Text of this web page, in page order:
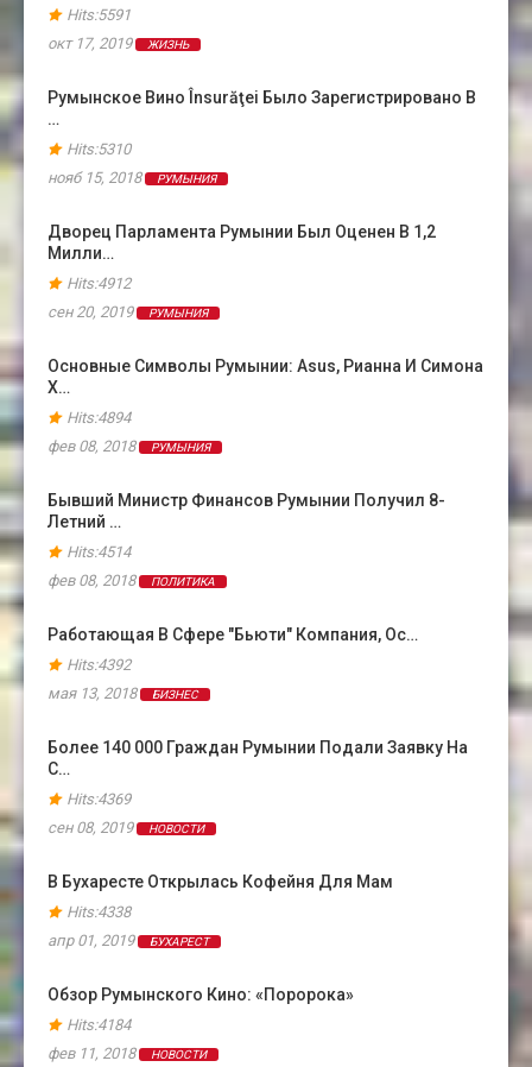
Hits:5591
окт 17, 2019
ЖИЗНЬ
Румынское Вино Însurăţei Было Зарегистрировано В
…
Hits:5310
нояб 15, 2018
РУМЫНИЯ
Дворец Парламента Румынии Был Оценен В 1,2
Милли…
Hits:4912
сен 20, 2019
РУМЫНИЯ
Основные Символы Румынии: Asus, Рианна И Симона
Х…
Hits:4894
фев 08, 2018
РУМЫНИЯ
Бывший Министр Финансов Румынии Получил 8-
Летний …
Hits:4514
фев 08, 2018
ПОЛИТИКА
Работающая В Сфере "бьюти" Компания, Ос…
Hits:4392
мая 13, 2018
БИЗНЕС
Более 140 000 Граждан Румынии Подали Заявку На
С…
Hits:4369
сен 08, 2019
НОВОСТИ
В Бухаресте Открылась Кофейня Для Мам
Hits:4338
апр 01, 2019
БУХАРЕСТ
Обзор Румынского Кино: «Поророка»
Hits:4184
фев 11, 2018
НОВОСТИ